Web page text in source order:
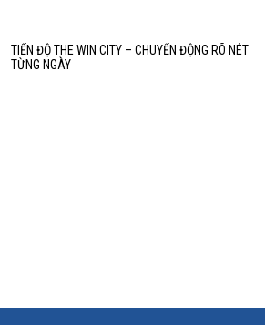
TIẾN ĐỘ THE WIN CITY – CHUYỂN ĐỘNG RÕ NÉT
TỪNG NGÀY